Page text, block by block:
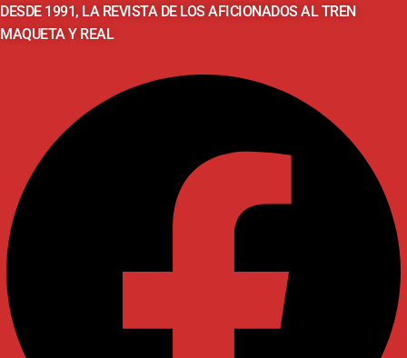
DESDE 1991, LA REVISTA DE LOS AFICIONADOS AL TREN
MAQUETA Y REAL